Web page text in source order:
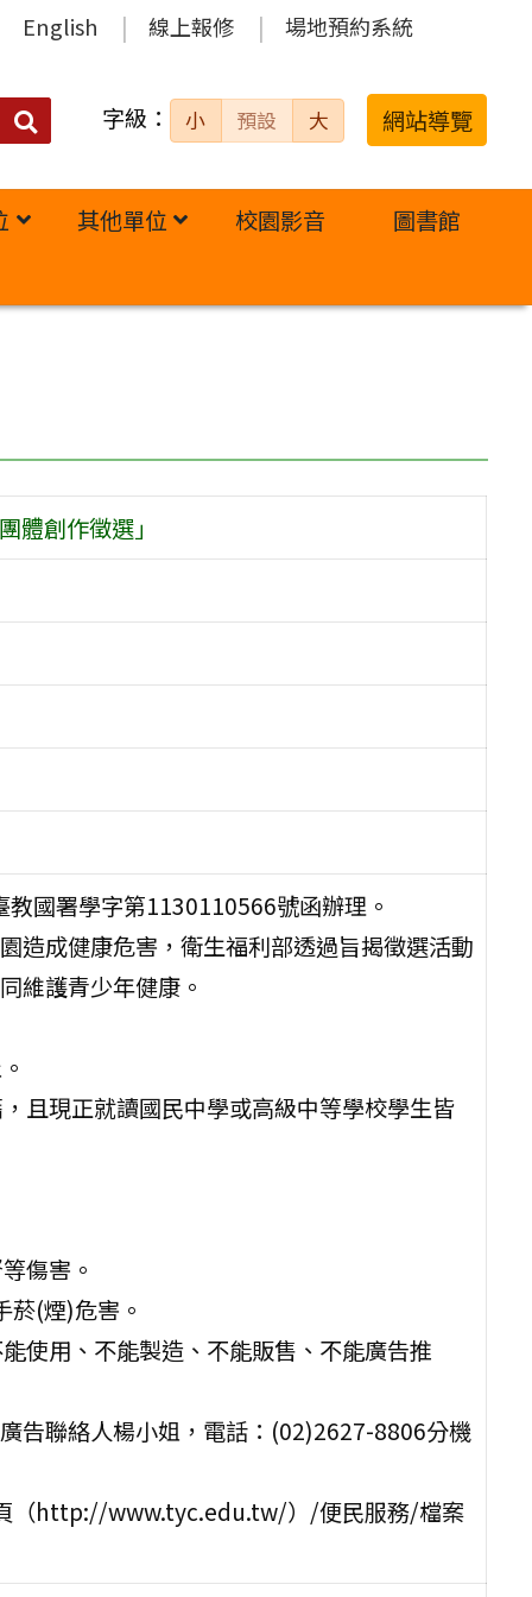
English 線上報修 場地預約系統
搜
字級： 小 預設 大 網站導覽
其他單位 校園影音 圖書館
體創作徵選」
國署學字第1130110566號函辦理。
造成健康危害，衛生福利部透過旨揭徵選活動
維護青少年健康。
且現正就讀國民中學或高級中等學校學生皆
傷害。
(煙)危害。
使用、不能製造、不能販售、不能廣告推
告聯絡人楊小姐，電話：(02)2627-8806分機
（http://www.tyc.edu.tw/）/便民服務/檔案